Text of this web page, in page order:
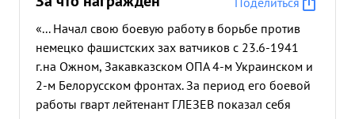
«... Начал свою боевую работу в борьбе против
немецко фашистских зах ватчиков с 23.6-1941
г.на Ожном, Закавказском ОПА 4-м Украинском и
2-м Белорусском фронтах. За период его боевой
работы гварт лейтенант ГЛЕЗЕВ показал себя